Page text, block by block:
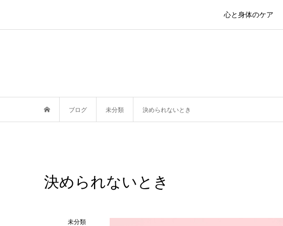
心と身体のケア
ブログ 未分類 決められないとき
決められないとき
未分類